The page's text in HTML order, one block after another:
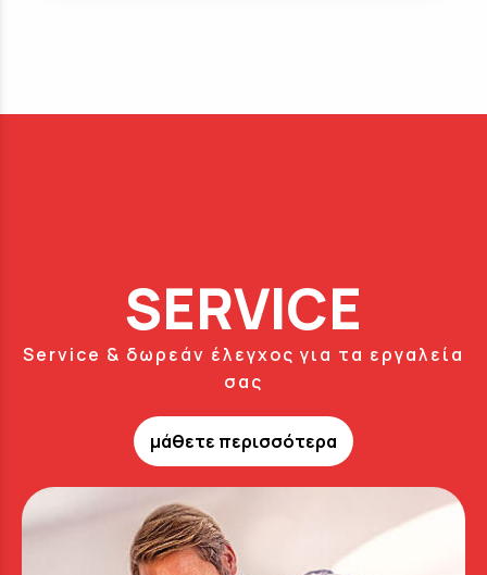
SERVICE
Service & δωρεάν έλεγχος για τα εργαλεία
σας
μάθετε περισσότερα